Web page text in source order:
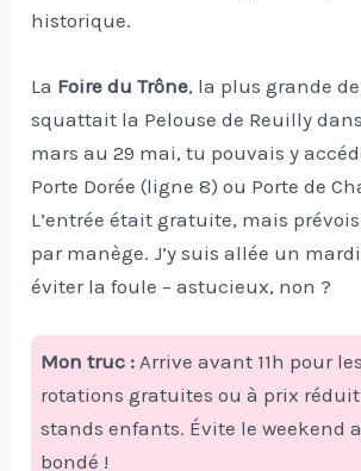
historique.
La Foire du Trône, la plus grande
squattait la Pelouse de Reuilly dans
mars au 29 mai, tu pouvais y
Porte Dorée (ligne 8) ou Porte de
L’entrée était gratuite, mais
par manège. J’y suis allée un
éviter la foule – astucieux, non ?
Mon truc : Arrive avant 11h pour
rotations gratuites ou à prix
stands enfants. Évite le weekend
bondé !